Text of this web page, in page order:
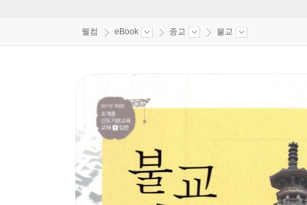
웰컴 eBook 종교 불교